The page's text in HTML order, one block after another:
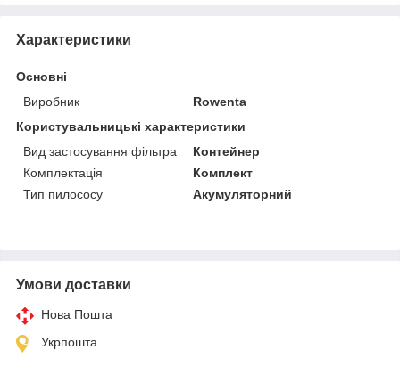
Характеристики
Основні
Виробник
Rowenta
Користувальницькі характеристики
Вид застосування фільтра
Контейнер
Комплектація
Комплект
Тип пилососу
Акумуляторний
Умови доставки
Нова Пошта
Укрпошта